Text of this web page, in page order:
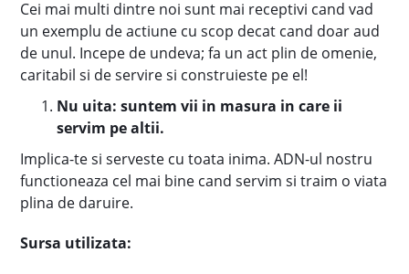
Cei mai multi dintre noi sunt mai receptivi cand vad
un exemplu de actiune cu scop decat cand doar aud
de unul. Incepe de undeva; fa un act plin de omenie,
caritabil si de servire si construieste pe el!
Nu uita: suntem vii in masura in care ii
servim pe altii.
Implica-te si serveste cu toata inima. ADN-ul nostru
functioneaza cel mai bine cand servim si traim o viata
plina de daruire.
Sursa utilizata: